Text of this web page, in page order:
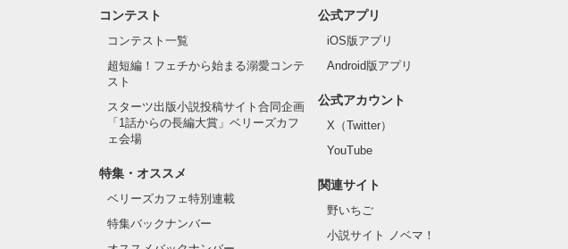
コンテスト
コンテスト一覧
超短編！フェチから始まる溺愛コンテ
スト
スターツ出版小説投稿サイト合同企画
「1話からの長編大賞」ベリーズカフ
ェ会場
特集・オススメ
ベリーズカフェ特別連載
特集バックナンバー
公式アプリ
iOS版アプリ
Android版アプリ
公式アカウント
X（Twitter）
YouTube
関連サイト
野いちご
小説サイト ノベマ！